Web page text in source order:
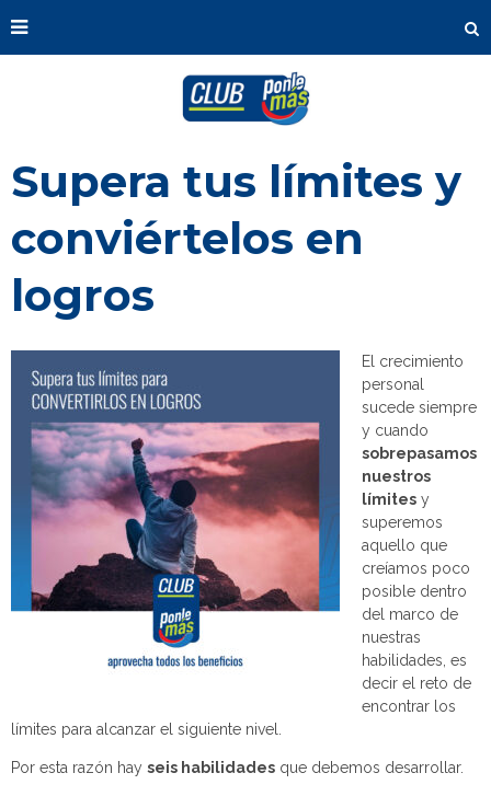
Supera tus límites y
conviértelos en
logros
El crecimiento
personal
sucede siempre
y cuando
sobrepasamos
nuestros
límites y
superemos
aquello que
creíamos poco
posible dentro
del marco de
nuestras
habilidades, es
decir el reto de
encontrar los
límites para alcanzar el siguiente nivel.
Por esta razón hay seis habilidades que debemos desarrollar.